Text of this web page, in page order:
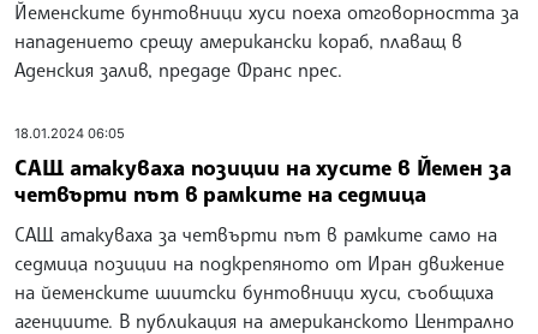
Йеменските бунтовници хуси поеха отговорността за
нападението срещу американски кораб, плаващ в
Аденския залив, предаде Франс прес.
18.01.2024 06:05
САЩ атакуваха позиции на хусите в Йемен за
четвърти път в рамките на седмица
САЩ атакуваха за четвърти път в рамките само на
седмица позиции на подкрепяното от Иран движение
на йеменските шиитски бунтовници хуси, съобщиха
агенциите. В публикация на американското Централно